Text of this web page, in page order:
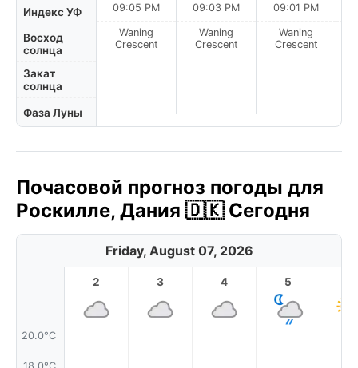
Индекс УФ
Восход
солнца
Закат
солнца
Фаза Луны
09:05 PM
Waning
Crescent
09:03 PM
Waning
Crescent
09:01 PM
Waning
Crescent
Почасовой прогноз погоды для
Роскилле, Дания 🇩🇰 Сегодня
Friday, August 07, 2026
20.0°C
18.0°C
2 3 4 5